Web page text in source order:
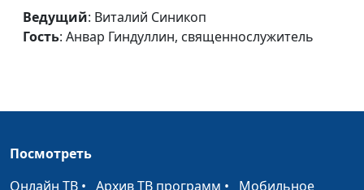
Хлеб для Причастия
Алексей Гусев,
Алексей Гусев,
Ведущий: Виталий Синикоп
Гость: Анвар Гиндуллин, священнослужитель
Посмотреть
Онлайн ТВ • Архив ТВ программ • Мобильное